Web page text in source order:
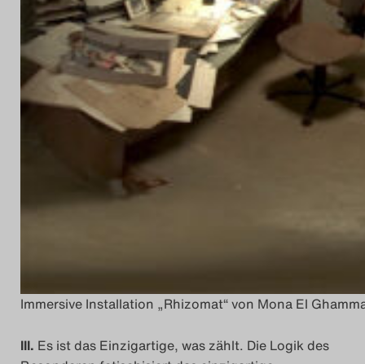
Immersive Installation „Rhizomat“ von Mona El
III. Es ist das Einzigartige, was zählt. Die Logik des